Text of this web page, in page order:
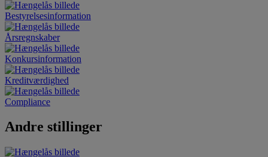
Bestyrelsesinformation
Årsregnskaber
Konkursinformation
Kreditværdighed
Compliance
Andre stillinger